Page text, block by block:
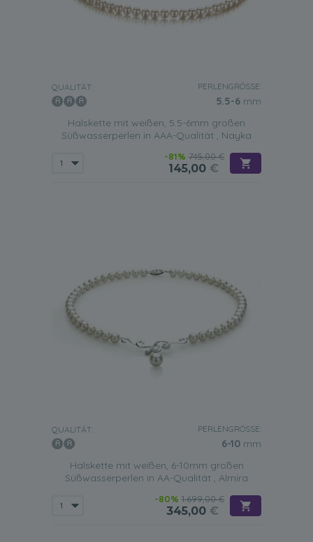
QUALITÄT: PERLENGRÖSSE:
5.5-6 mm
Halskette mit weißen, 5.5-6mm großen
Süßwasserperlen in AAA-Qualität , Nayka
-81% 745,00 €
145,00 €
QUALITÄT: PERLENGRÖSSE:
6-10 mm
Halskette mit weißen, 6-10mm großen
Süßwasserperlen in AA-Qualität , Almira
-80% 1.699,00 €
345,00 €